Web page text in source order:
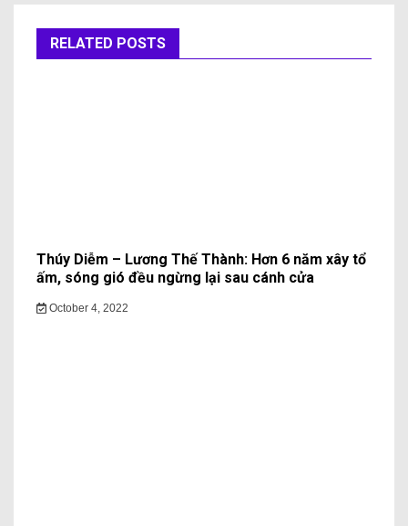
RELATED POSTS
Thúy Diễm – Lương Thế Thành: Hơn 6 năm xây tổ
ấm, sóng gió đều ngừng lại sau cánh cửa
October 4, 2022